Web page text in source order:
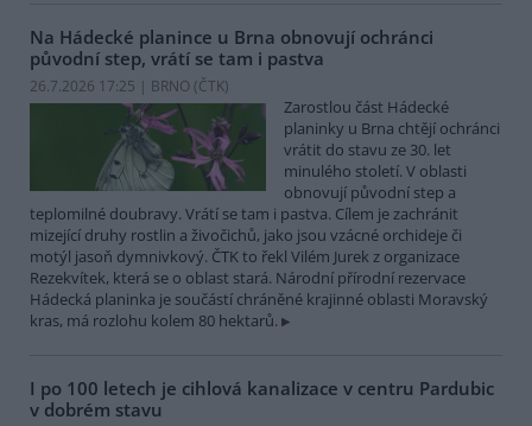
Na Hádecké planince u Brna obnovují ochránci
původní step, vrátí se tam i pastva
26.7.2026 17:25 | BRNO (ČTK)
Zarostlou část Hádecké
planinky u Brna chtějí ochránci
vrátit do stavu ze 30. let
minulého století. V oblasti
obnovují původní step a
teplomilné doubravy. Vrátí se tam i pastva. Cílem je zachránit
mizející druhy rostlin a živočichů, jako jsou vzácné orchideje či
motýl jasoň dymnivkový. ČTK to řekl Vilém Jurek z organizace
Rezekvítek, která se o oblast stará. Národní přírodní rezervace
Hádecká planinka je součástí chráněné krajinné oblasti Moravský
kras, má rozlohu kolem 80 hektarů.
I po 100 letech je cihlová kanalizace v centru Pardubic
v dobrém stavu